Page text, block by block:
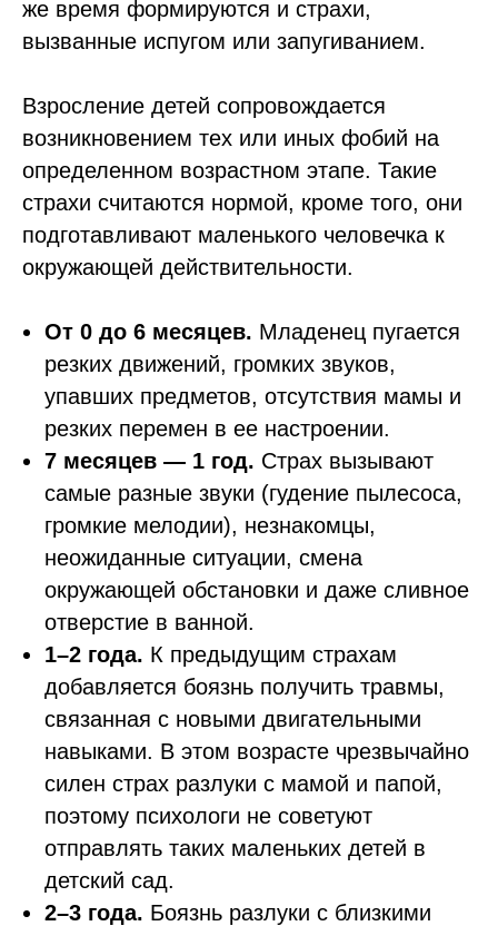
же время формируются и страхи,
вызванные испугом или запугиванием.
Взросление детей сопровождается
возникновением тех или иных фобий на
определенном возрастном этапе. Такие
страхи считаются нормой, кроме того, они
подготавливают маленького человечка к
окружающей действительности.
От 0 до 6 месяцев. Младенец пугается
резких движений, громких звуков,
упавших предметов, отсутствия мамы и
резких перемен в ее настроении.
7 месяцев — 1 год. Страх вызывают
самые разные звуки (гудение пылесоса,
громкие мелодии), незнакомцы,
неожиданные ситуации, смена
окружающей обстановки и даже сливное
отверстие в ванной.
1–2 года. К предыдущим страхам
добавляется боязнь получить травмы,
связанная с новыми двигательными
навыками. В этом возрасте чрезвычайно
силен страх разлуки с мамой и папой,
поэтому психологи не советуют
отправлять таких маленьких детей в
детский сад.
2–3 года. Боязнь разлуки с близкими